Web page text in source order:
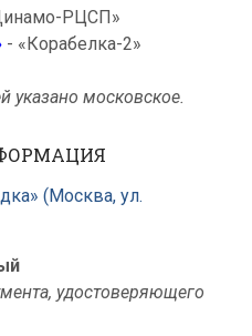
РЦСП»
- «Корабелка-2»
указано московское.
(Москва, ул.
удостоверяющего